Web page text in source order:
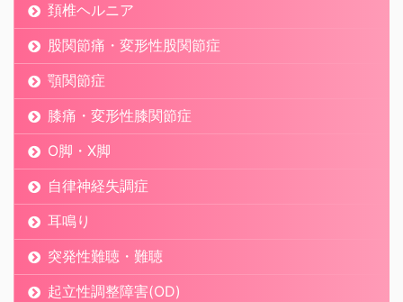
頚椎ヘルニア
股関節痛・変形性股関節症
顎関節症
膝痛・変形性膝関節症
O脚・X脚
自律神経失調症
耳鳴り
突発性難聴・難聴
起立性調整障害(OD)